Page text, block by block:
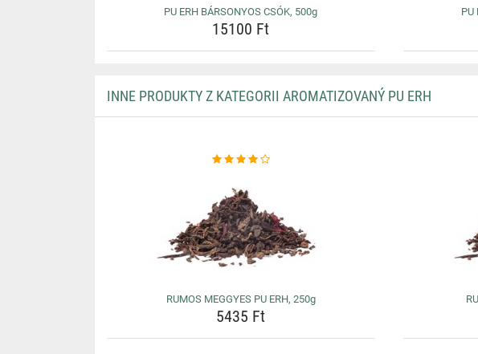
PU ERH BÁRSONYOS CSÓK, 500g
15100 Ft
PU
INNE PRODUKTY Z KATEGORII AROMATIZOVANÝ PU ERH
RUMOS MEGGYES PU ERH, 250g
5435 Ft